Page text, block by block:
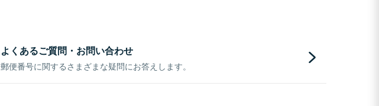
よくあるご質問・お問い合わせ
郵便番号に関するさまざまな疑問にお答えします。